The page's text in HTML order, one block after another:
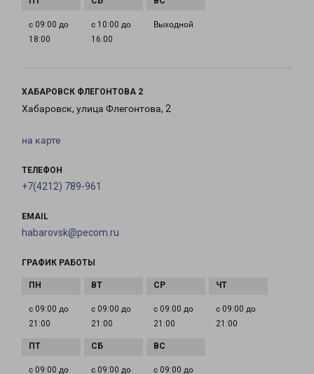
с 09:00 до
18:00
с 10:00 до
16:00
Выходной
ХАБАРОВСК ФЛЕГОНТОВА 2
Хабаровск, улица Флегонтова, 2
на карте
ТЕЛЕФОН
+7(4212) 789-961
EMAIL
habarovsk@pecom.ru
ГРАФИК РАБОТЫ
с 09:00 до
21:00
с 09:00 до
21:00
с 09:00 до
21:00
с 09:00 до
21:00
с 09:00 до
с 09:00 до
с 09:00 до